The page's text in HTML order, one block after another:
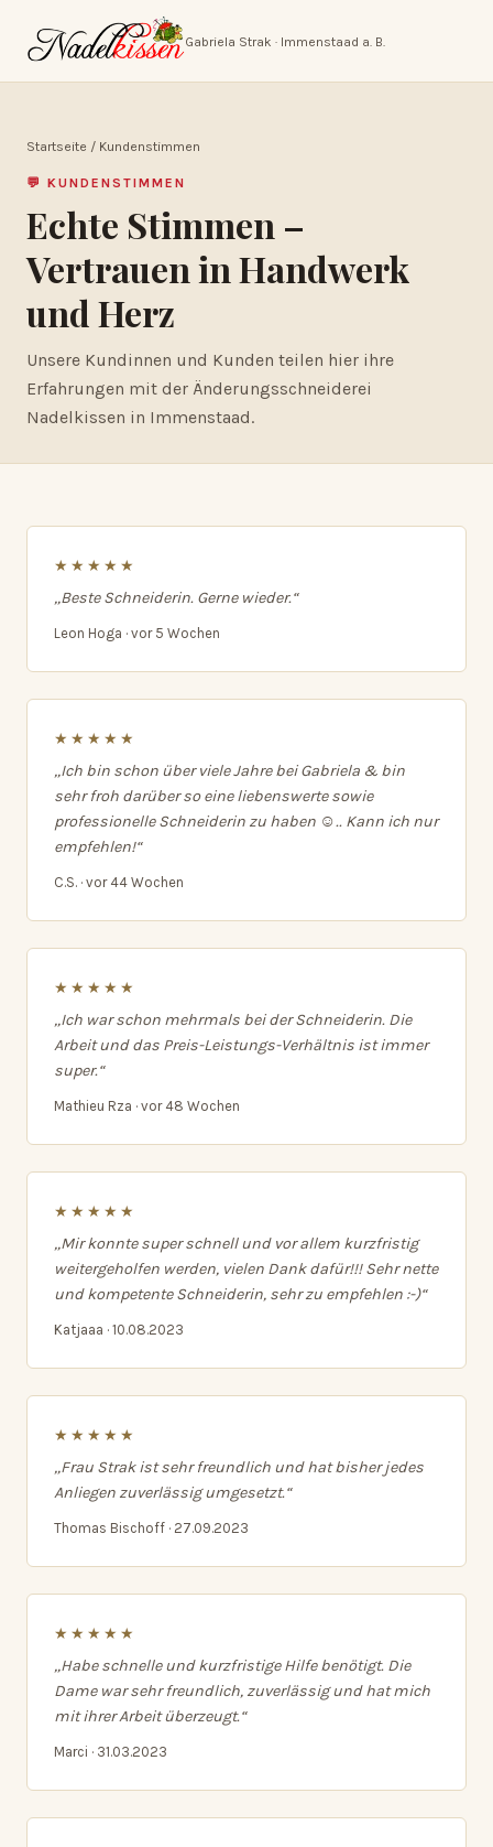
Gabriela Strak · Immenstaad a. B.
Startseite / Kundenstimmen
💬 KUNDENSTIMMEN
Echte Stimmen –
Vertrauen in Handwerk
und Herz
Unsere Kundinnen und Kunden teilen hier ihre
Erfahrungen mit der Änderungsschneiderei
Nadelkissen in Immenstaad.
★★★★★
„Beste Schneiderin. Gerne wieder.“
Leon Hoga · vor 5 Wochen
★★★★★
„Ich bin schon über viele Jahre bei Gabriela & bin
sehr froh darüber so eine liebenswerte sowie
professionelle Schneiderin zu haben ☺️.. Kann ich nur
empfehlen!“
C.S. · vor 44 Wochen
★★★★★
„Ich war schon mehrmals bei der Schneiderin. Die
Arbeit und das Preis-Leistungs-Verhältnis ist immer
super.“
Mathieu Rza · vor 48 Wochen
★★★★★
„Mir konnte super schnell und vor allem kurzfristig
weitergeholfen werden, vielen Dank dafür!!! Sehr nette
und kompetente Schneiderin, sehr zu empfehlen :-)“
Katjaaa · 10.08.2023
★★★★★
„Frau Strak ist sehr freundlich und hat bisher jedes
Anliegen zuverlässig umgesetzt.“
Thomas Bischoff · 27.09.2023
★★★★★
„Habe schnelle und kurzfristige Hilfe benötigt. Die
Dame war sehr freundlich, zuverlässig und hat mich
mit ihrer Arbeit überzeugt.“
Marci · 31.03.2023